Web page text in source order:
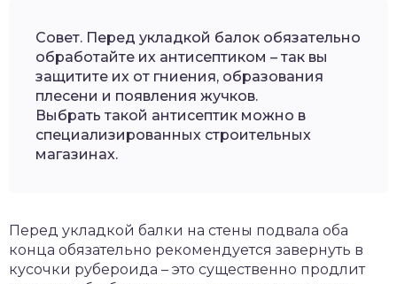
Совет. Перед укладкой балок обязательно
обработайте их антисептиком – так вы
защитите их от гниения, образования
плесени и появления жучков.
Выбрать такой антисептик можно в
специализированных строительных
магазинах.
Перед укладкой балки на стены подвала оба
конца обязательно рекомендуется завернуть в
кусочки рубероида – это существенно продлит